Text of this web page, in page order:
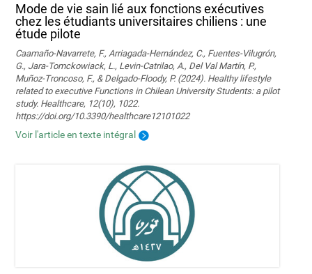
Mode de vie sain lié aux fonctions exécutives
chez les étudiants universitaires chiliens : une
étude pilote
Caamaño-Navarrete, F., Arriagada-Hernández, C., Fuentes-Vilugrón,
G., Jara-Tomckowiack, L., Levin-Catrilao, A., Del Val Martín, P.,
Muñoz-Troncoso, F., & Delgado-Floody, P. (2024). Healthy lifestyle
related to executive Functions in Chilean University Students: a pilot
study. Healthcare, 12(10), 1022.
https://doi.org/10.3390/healthcare12101022
Voir l'article en texte intégral